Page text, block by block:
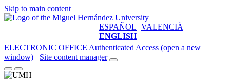
Skip to main content
ESPAÑOL VALENCIÀ
ENGLISH
ELECTRONIC OFFICE Authenticated Access (open a new
window)
Site content manager